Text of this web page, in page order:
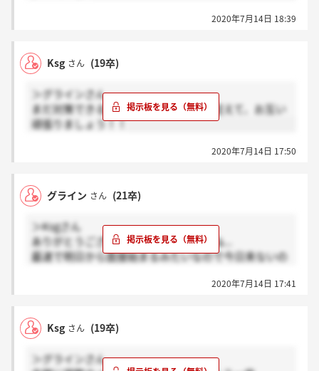
2020年7月14日 18:39
Ksg さん (19卒)
＞グラインさん
まだ対策できる時間があると前向きに捉えて、お互い
頑張りましょう！！
2020年7月14日 17:50
グライン さん (21卒)
＞Ksgさん
ありがとうございます！同じ状況ですね...
最速で明日から面接始まるみたいなので今日来ないの
2020年7月14日 17:41
Ksg さん (19卒)
＞グラインさん